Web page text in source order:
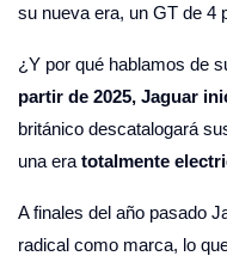
su nueva era, un GT de 4
¿Y por qué hablamos de
partir de 2025, Jaguar
británico descatalogará
una era totalmente
A finales del año pasado
radical como marca, lo